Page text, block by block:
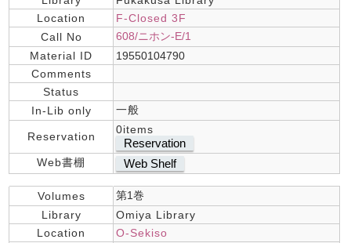
Location
F-Closed 3F
Call No
608/ニホン-E/1
Material ID
19550104790
Comments
Status
In-Lib only
一般
Reservation
0items
Reservation
Web書棚 Web Shelf
Volumes
第1巻
Library
Omiya Library
Location
O-Sekiso